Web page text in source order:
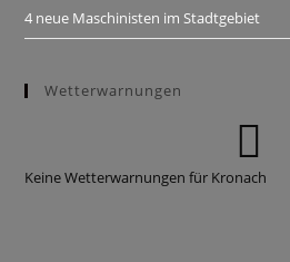
4 neue Maschinisten im Stadtgebiet
Wetterwarnungen
Keine Wetterwarnungen für Kronach